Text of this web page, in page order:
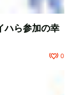
ハら参加の幸
0